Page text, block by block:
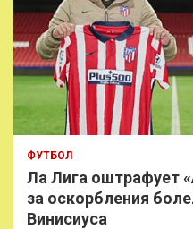
ФУТБОЛ
Ла Лига оштрафует
за оскорбления
Винисиуса